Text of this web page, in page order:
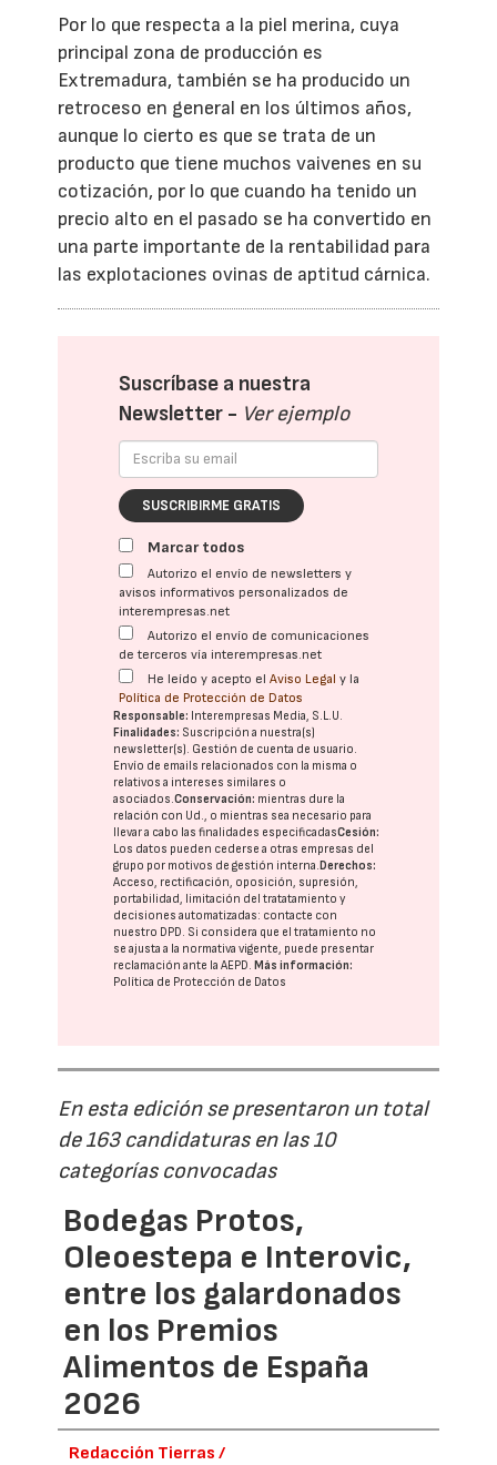
Por lo que respecta a la piel merina, cuya
principal zona de producción es
Extremadura, también se ha producido un
retroceso en general en los últimos años,
aunque lo cierto es que se trata de un
producto que tiene muchos vaivenes en su
cotización, por lo que cuando ha tenido un
precio alto en el pasado se ha convertido en
una parte importante de la rentabilidad para
las explotaciones ovinas de aptitud cárnica.
Suscríbase a nuestra
Newsletter - Ver ejemplo
SUSCRIBIRME GRATIS
Marcar todos
Autorizo el envío de newsletters y
avisos informativos personalizados de
interempresas.net
Autorizo el envío de comunicaciones
de terceros vía interempresas.net
He leído y acepto elAviso Legal y la
Política de Protección de Datos
Responsable: Interempresas Media, S.L.U.
Finalidades: Suscripción a nuestra(s)
newsletter(s). Gestión de cuenta de usuario.
Envío de emails relacionados con la misma o
relativos a intereses similares o
asociados.Conservación: mientras dure la
relación con Ud., o mientras sea necesario para
llevar a cabo las finalidades especificadasCesión:
Los datos pueden cederse a otras empresas del
grupo por motivos de gestión interna.Derechos:
Acceso, rectificación, oposición, supresión,
portabilidad, limitación del tratatamiento y
decisiones automatizadas: contacte con
nuestro DPD. Si considera que el tratamiento no
se ajusta a la normativa vigente, puede presentar
reclamación ante laAEPD.Más información:
Política de Protección de Datos
En esta edición se presentaron un total
de 163 candidaturas en las 10
categorías convocadas
Bodegas Protos,
Oleoestepa e Interovic,
entre los galardonados
en los Premios
Alimentos de España
2026
Redacción Tierras /